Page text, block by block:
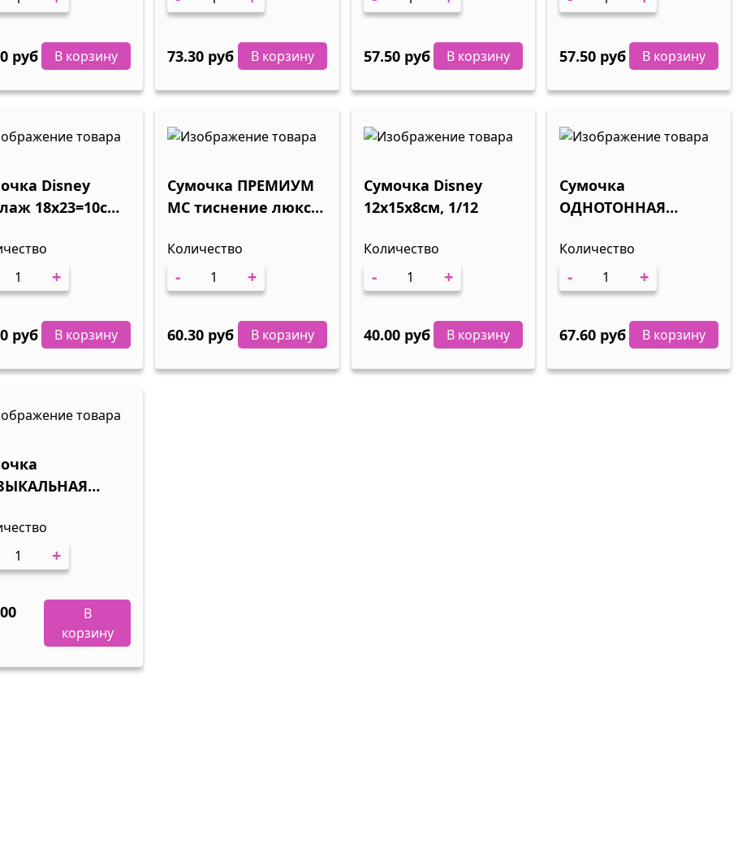
руб В корзину 73.30 руб В корзину 57.50 руб В корзину 57.50 руб В корзину
Disney
+
руб В корзину
Сумочка ПРЕМИУМ
МС тиснение люкс
Количество
- +
60.30 руб В корзину
Сумочка Disney
12х15х8см, 1/12
Количество
- +
40.00 руб В корзину
Сумочка
ОДНОТОННАЯ
1/12
Количество
- +
67.60 руб В корзину
+
В
корзину